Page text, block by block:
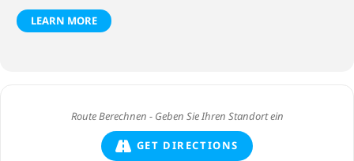
LEARN MORE
GET DIRECTIONS